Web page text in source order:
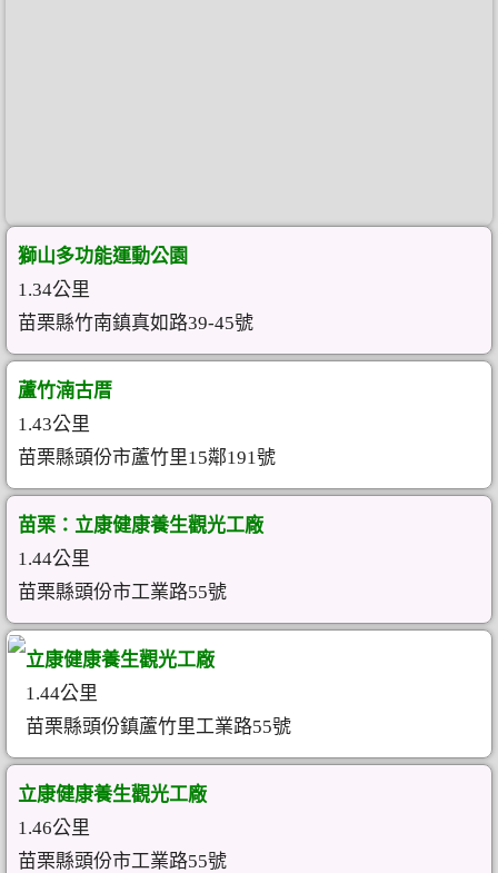
獅山多功能運動公園
1.34公里
苗栗縣竹南鎮真如路39-45號
蘆竹湳古厝
1.43公里
苗栗縣頭份市蘆竹里15鄰191號
苗栗：立康健康養生觀光工廠
1.44公里
苗栗縣頭份市工業路55號
立康健康養生觀光工廠
1.44公里
苗栗縣頭份鎮蘆竹里工業路55號
立康健康養生觀光工廠
1.46公里
苗栗縣頭份市工業路55號